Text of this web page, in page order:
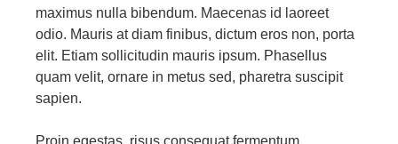
maximus nulla bibendum. Maecenas id laoreet
odio. Mauris at diam finibus, dictum eros non, porta
elit. Etiam sollicitudin mauris ipsum. Phasellus
quam velit, ornare in metus sed, pharetra suscipit
sapien.
Proin egestas, risus consequat fermentum